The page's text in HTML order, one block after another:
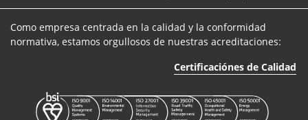
Como empresa centrada en la calidad y la conformidad
normativa, estamos orgullosos de nuestras acreditaciones:
Certificaciónes de Calidad